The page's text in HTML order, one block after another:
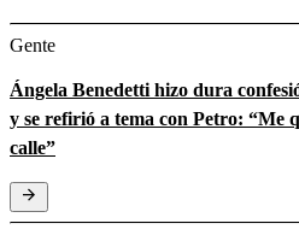
Gente
Ángela Benedetti hizo dura
y se refirió a tema con Petro: “Me
calle”